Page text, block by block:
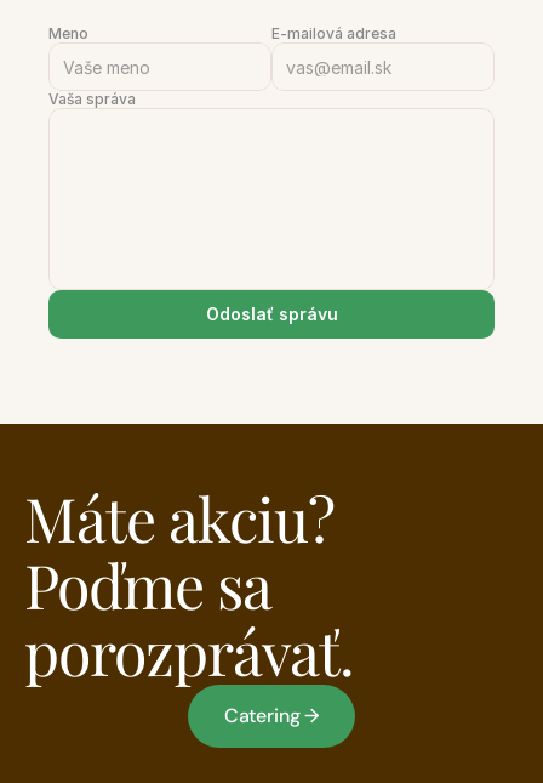
Meno E-mailová adresa
Vaša správa
Odoslať správu
Máte akciu?
Poďme sa
porozprávať.
Catering →